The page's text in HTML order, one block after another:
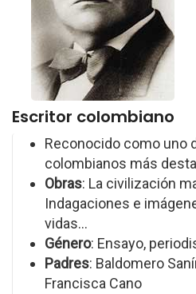
Escritor colombiano
Reconocido como uno
colombianos más
Obras: La civilización
Indagaciones e
vidas...
Género: Ensayo,
Padres: Baldomero
Francisca Cano